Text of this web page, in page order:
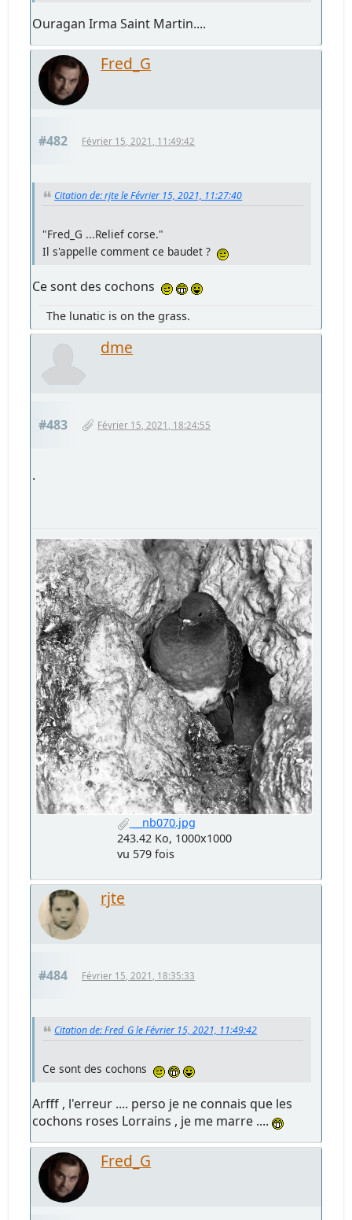
Ouragan Irma Saint Martin....
Fred_G
#482 Février 15, 2021, 11:49:42
Citation de: rjte le Février 15, 2021, 11:27:40
"Fred_G ...Relief corse."
Il s'appelle comment ce baudet ?
Ce sont des cochons
The lunatic is on the grass.
dme
#483 Février 15, 2021, 18:24:55
.
__nb070.jpg
243.42 Ko, 1000x1000
vu 579 fois
rjte
#484 Février 15, 2021, 18:35:33
Citation de: Fred_G le Février 15, 2021, 11:49:42
Ce sont des cochons
Arfff , l'erreur .... perso je ne connais que les
cochons roses Lorrains , je me marre ....
Fred_G